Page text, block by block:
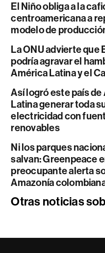
El Niño obliga a la
centroamericana a
modelo de
La ONU advierte que
podría agravar el
América Latina y el
Así logró este país
Latina generar toda
electricidad con
renovables
Ni los parques
salvan: Greenpeace
preocupante alerta
Amazonía
Otras noticias